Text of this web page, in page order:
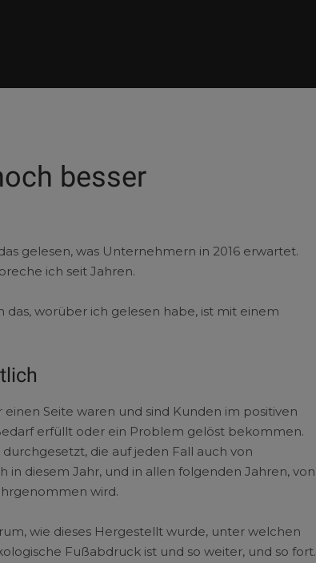
besser
gelesen, was Unternehmern in 2016 erwartet.
ich seit Jahren.
worüber ich gelesen habe, ist mit einem
Seite waren und sind Kunden im positiven
erfüllt oder ein Problem gelöst bekommen.
die auf jeden Fall auch von
diesem Jahr, und in allen folgenden Jahren, von
wird.
wie dieses Hergestellt wurde, unter welchen
Fußabdruck ist und so weiter, und so fort.